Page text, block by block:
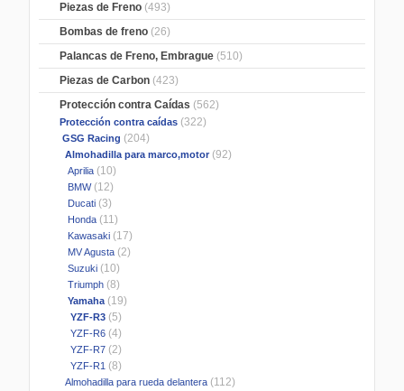
Piezas de Freno (493)
Bombas de freno (26)
Palancas de Freno, Embrague (510)
Piezas de Carbon (423)
Protección contra Caídas (562)
Protección contra caídas (322)
GSG Racing (204)
Almohadilla para marco,motor (92)
Aprilia (10)
BMW(12)
Ducati (3)
Honda (11)
Kawasaki (17)
MV Agusta (2)
Suzuki (10)
Triumph (8)
Yamaha(19)
YZF-R3 (5)
YZF-R6 (4)
YZF-R7 (2)
YZF-R1 (8)
Almohadilla para rueda delantera (112)